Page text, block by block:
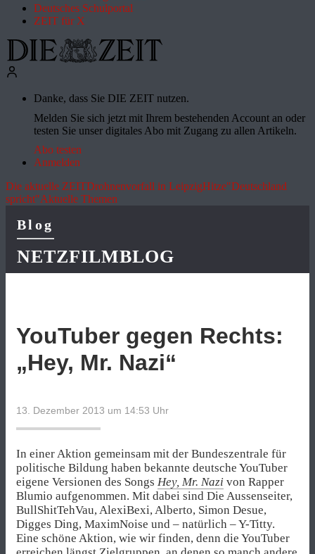
Deutsches Schulportal
ZEIT für X
Danke, dass Sie DIE ZEIT nutzen.
Melden Sie sich jetzt mit Ihrem bestehenden Account an oder
testen Sie unser digitales Abo mit Zugang zu allen Artikeln.
Abo testen
Anmelden
Die aktuelle ZEITDrohnenvorfall in LeipzigHitze"Deutschland
spricht"Aktuelle Themen
Blog
NETZFILMBLOG
YouTuber gegen Rechts:
„Hey, Mr. Nazi“
13. Dezember 2013 um 14:53 Uhr
In einer Aktion gemeinsam mit der Bundeszentrale für
politische Bildung haben bekannte deutsche YouTuber
eigene Versionen des Songs Hey, Mr. Nazi von Rapper
Blumio aufgenommen. Mit dabei sind Die Aussenseiter,
BullShitTehVau, AlexiBexi, Alberto, Simon Desue,
Digges Ding, MaximNoise und – natürlich – Y-Titty.
Eine schöne Aktion, wie wir finden, denn die YouTuber